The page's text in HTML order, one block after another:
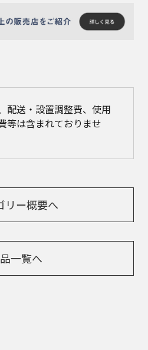
配送・設置調整費、使用
等は含まれておりませ
リー概要へ
一覧へ